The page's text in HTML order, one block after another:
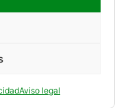
Aviso legal
S.A., S.M.E. (ENRESA).